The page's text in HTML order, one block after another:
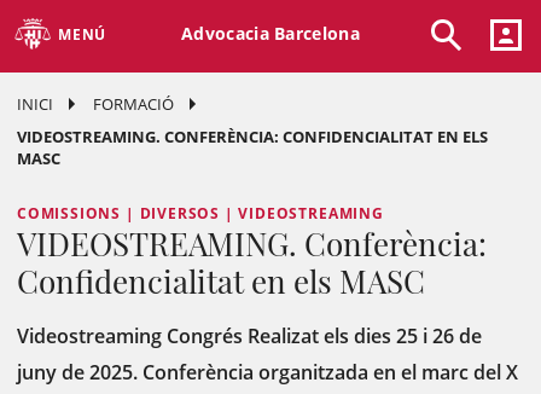
MENÚ Advocacia Barcelona
INICI
FORMACIÓ
VIDEOSTREAMING. CONFERÈNCIA: CONFIDENCIALITAT EN ELS
MASC
COMISSIONS | DIVERSOS | VIDEOSTREAMING
VIDEOSTREAMING. Conferència:
Confidencialitat en els MASC
Videostreaming Congrés Realizat els dies 25 i 26 de
juny de 2025. Conferència organitzada en el marc del X